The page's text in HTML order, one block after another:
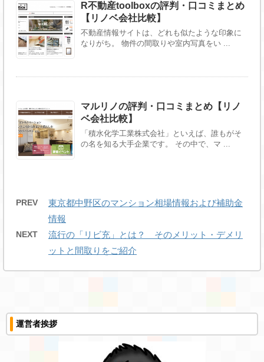
R不動産toolboxの評判・口コミまとめ
【リノベ会社比較】
不動産情報サイトは、どれも似たような印象に
なりがち。 物件の間取りや室内写真をい ...
マルリノの評判・口コミまとめ【リノ
ベ会社比較】
「積水化学工業株式会社」といえば、誰もがそ
の名を知る大手企業です。 その中で、マ ...
PREV
東京都中野区のマンション相場情報および補助金
情報
NEXT
流行の「リビ充」とは？ そのメリット・デメリ
ットと間取りをご紹介
運営者挨拶